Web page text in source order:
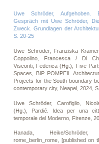
Uwe Schröder, Aufgehoben.
Gespräch mit Uwe Schröder,
Zweck. Grundlagen der
S. 20-25
Uwe Schröder, Franziska
Coppolino, Francesca / Di
Visconti, Federica (Hg.), Five
Spaces, BIP POMPEII.
Projects for the South boundary
contemporary city, Neapel, 2024,
Uwe Schröder, Carofiglio,
(Hg.), Pardié. Idea per una
temporale del Moderno, Firenze,
Hanada, Heike/
rome_berlin_rome, [published on